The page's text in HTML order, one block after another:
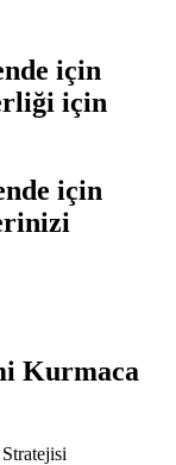
için
için
için
Kurmaca